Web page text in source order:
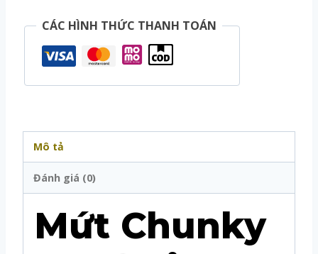
CÁC HÌNH THỨC THANH TOÁN
Mô tả
Đánh giá (0)
Mứt Chunky